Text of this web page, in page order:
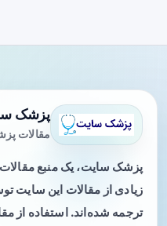
پزشک
مقالات
پزشک سایت، یک منبع
زیادی از مقالات این سایت
ترجمه شده‌اند. استفاده از